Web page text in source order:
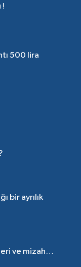
!
500 lira
bir ayrılık
anneleri ve mizah…